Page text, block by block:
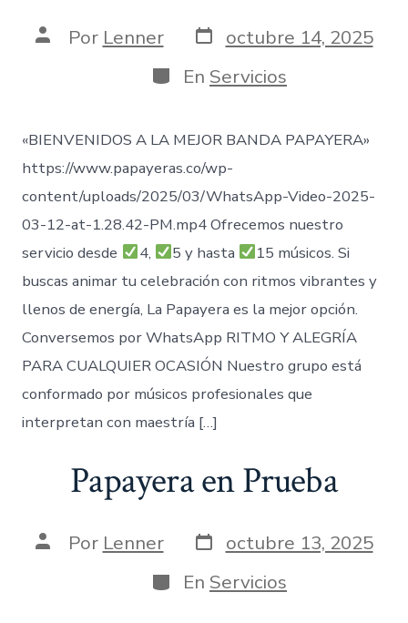
AutorPor Lenner Fecha
de
publicación
octubre 14, 2025
Categorías
En Servicios
«BIENVENIDOS A LA MEJOR BANDA PAPAYERA»
https://www.papayeras.co/wp-
content/uploads/2025/03/WhatsApp-Video-2025-
03-12-at-1.28.42-PM.mp4 Ofrecemos nuestro
servicio desde
4, 5 y hasta
15 músicos. Si
buscas animar tu celebración con ritmos vibrantes y
llenos de energía, La Papayera es la mejor opción.
Conversemos por WhatsApp RITMO Y ALEGRÍA
PARA CUALQUIER OCASIÓN Nuestro grupo está
conformado por músicos profesionales que
interpretan con maestría […]
Papayera en Prueba
AutorPor Lenner Fecha
de
publicación
octubre 13, 2025
Categorías
En Servicios